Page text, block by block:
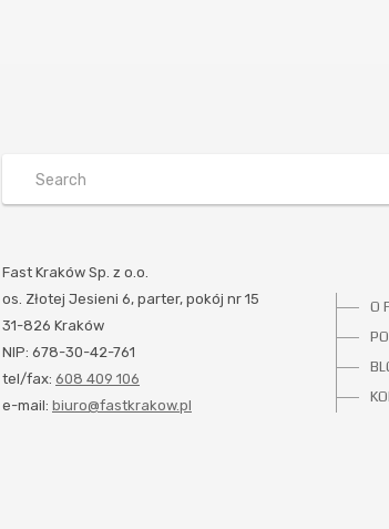
Fast Kraków Sp. z o.o.
os. Złotej Jesieni 6, parter, pokój nr 15
31-826 Kraków
NIP: 678-30-42-761
tel/fax: 608 409 106
e-mail: biuro@fastkrakow.pl
O